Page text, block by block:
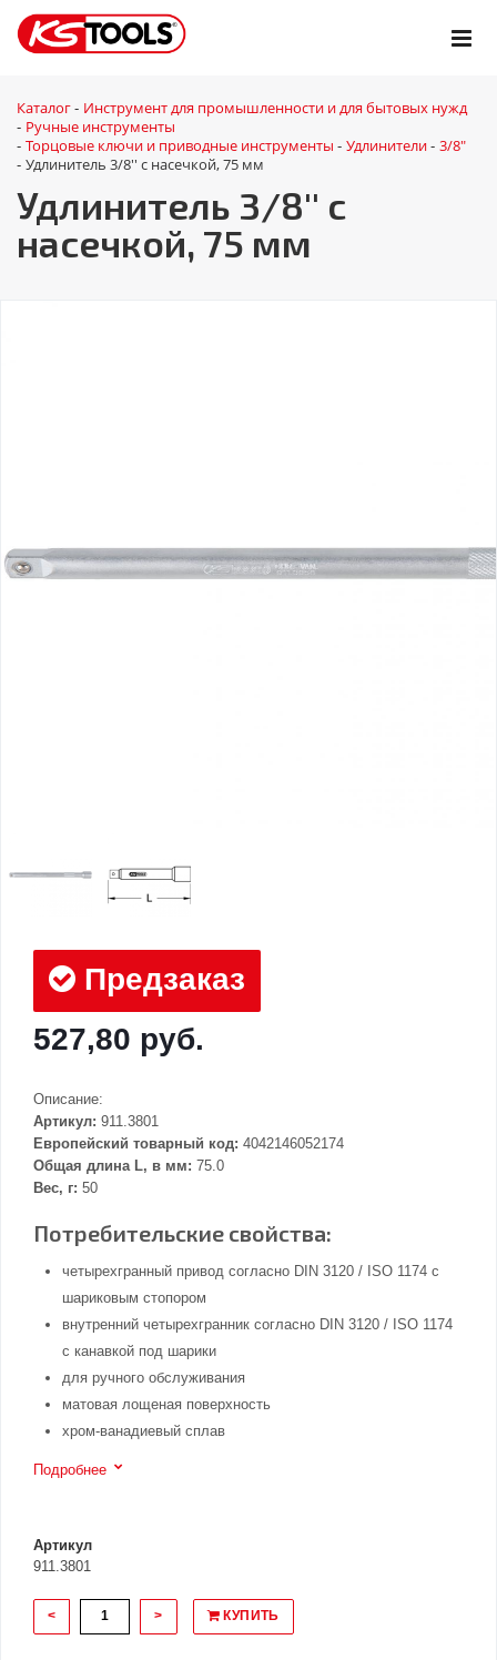
Каталог - Инструмент для промышленности и для бытовых нужд
- Ручные инструменты
- Торцовые ключи и приводные инструменты - Удлинители - 3/8"
- Удлинитель 3/8'' с насечкой, 75 мм
Удлинитель 3/8'' с
насечкой, 75 мм
Предзаказ
527,80 руб.
Описание:
Артикул: 911.3801
Европейский товарный код: 4042146052174
Общая длина L, в мм: 75.0
Вес, г: 50
Потребительские свойства:
четырехгранный привод согласно DIN 3120 / ISO 1174 с
шариковым стопором
внутренний четырехгранник согласно DIN 3120 / ISO 1174
с канавкой под шарики
для ручного обслуживания
матовая лощеная поверхность
хром-ванадиевый сплав
Подробнее
Артикул
911.3801
< > КУПИТЬ